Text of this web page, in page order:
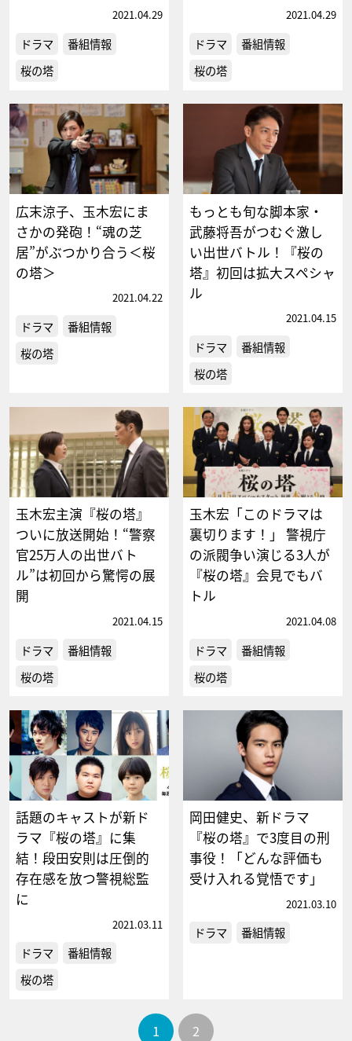
2021.04.29
ドラマ
番組情報
桜の塔
2021.04.29
ドラマ
番組情報
桜の塔
広末涼子、玉木宏にま
さかの発砲！“魂の芝
居”がぶつかり合う＜桜
の塔＞
2021.04.22
ドラマ
番組情報
桜の塔
もっとも旬な脚本家・
武藤将吾がつむぐ激し
い出世バトル！『桜の
塔』初回は拡大スペシャ
ル
2021.04.15
ドラマ
番組情報
桜の塔
玉木宏主演『桜の塔』
ついに放送開始！“警察
官25万人の出世バト
ル”は初回から驚愕の展
開
2021.04.15
ドラマ
番組情報
桜の塔
玉木宏「このドラマは
裏切ります！」 警視庁
の派閥争い演じる3人が
『桜の塔』会見でもバ
トル
2021.04.08
ドラマ
番組情報
桜の塔
話題のキャストが新ド
ラマ『桜の塔』に集
結！段田安則は圧倒的
存在感を放つ警視総監
に
2021.03.11
ドラマ
番組情報
桜の塔
岡田健史、新ドラマ
『桜の塔』で3度目の刑
事役！「どんな評価も
受け入れる覚悟です」
2021.03.10
ドラマ 番組情報
1 2